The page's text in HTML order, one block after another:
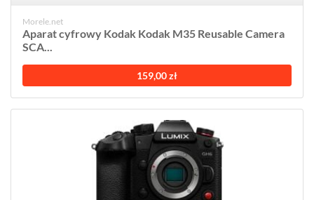
Morele.net
Aparat cyfrowy Kodak Kodak M35 Reusable Camera
SCA...
159,00 zł